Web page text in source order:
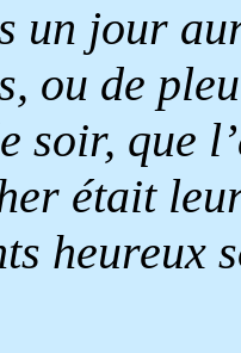
un jour
ou de
soir, que
était
heureux